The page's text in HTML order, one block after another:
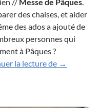
des chaises, et aider
des ados a ajouté de
personnes qui
à Pâques ?
la lecture de Compte-
→